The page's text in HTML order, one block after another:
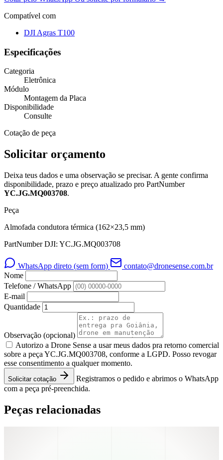
Compatível com
DJI Agras T100
Especificações
Categoria
Eletrônica
Módulo
Montagem da Placa
Disponibilidade
Consulte
Cotação de peça
Solicitar orçamento
Deixa teus dados e uma observação se precisar. A gente confirma
disponibilidade, prazo e preço atualizado pro PartNumber
YC.JG.MQ003708.
Peça
Almofada condutora térmica (162×23,5 mm)
PartNumber DJI: YC.JG.MQ003708
WhatsApp direto (sem form)
contato@dronesense.com.br
Nome
Telefone / WhatsApp
E-mail
Quantidade
Observação (opcional)
Autorizo a Drone Sense a usar meus dados pra retorno comercial
sobre a peça YC.JG.MQ003708, conforme a LGPD. Posso revogar
esse consentimento a qualquer momento.
Solicitar cotação
Registramos o pedido e abrimos o WhatsApp
com a peça pré-preenchida.
Peças relacionadas